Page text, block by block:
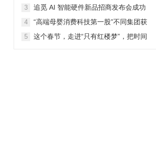
动圆满举办
3
追觅 AI 智能硬件新品招商发布会成功
4
“高端母婴消费科技第一股”不同集团获
5
这个春节，走进“只有红楼梦”，把时间